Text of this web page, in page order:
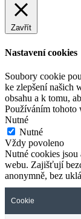
Zavřít
Nastavení cookies
Soubory cookie
ke zlepšení našich
obsahu a k tomu,
Používáním tohoto
Nutné
Nutné
Vždy povoleno
Nutné cookies jsou
webu. Zajišťují
anonymně, bez
Cookie